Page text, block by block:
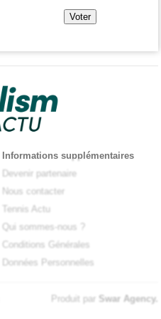
Informations supplémentaires
Devenir partenaire
Nous contacter
Tennis Actu
Qui sommes-nous ?
Conditions Générales
Données Personnelles
Produit par Swar Agency.